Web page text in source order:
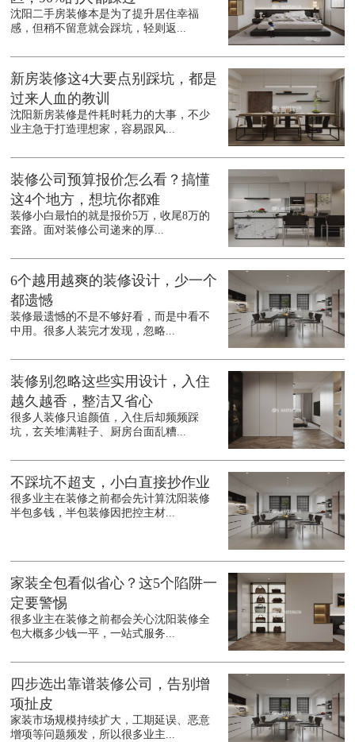
沈阳二手房装修本是为了提升居住幸福
感，但稍不留意就会踩坑，轻则返...
新房装修这4大要点别踩坑，都是
过来人血的教训
沈阳新房装修是件耗时耗力的大事，不少
业主急于打造理想家，容易跟风...
装修公司预算报价怎么看？搞懂
这4个地方，想坑你都难
装修小白最怕的就是报价5万，收尾8万的
套路。面对装修公司递来的厚...
6个越用越爽的装修设计，少一个
都遗憾
装修最遗憾的不是不够好看，而是中看不
中用。很多人装完才发现，忽略...
装修别忽略这些实用设计，入住
越久越香，整洁又省心
很多人装修只追颜值，入住后却频频踩
坑，玄关堆满鞋子、厨房台面乱糟...
不踩坑不超支，小白直接抄作业
很多业主在装修之前都会先计算沈阳装修
半包多钱，半包装修因把控主材...
家装全包看似省心？这5个陷阱一
定要警惕
很多业主在装修之前都会关心沈阳装修全
包大概多少钱一平，一站式服务...
四步选出靠谱装修公司，告别增
项扯皮
家装市场规模持续扩大，工期延误、恶意
增项等问题频发，所以很多业主...